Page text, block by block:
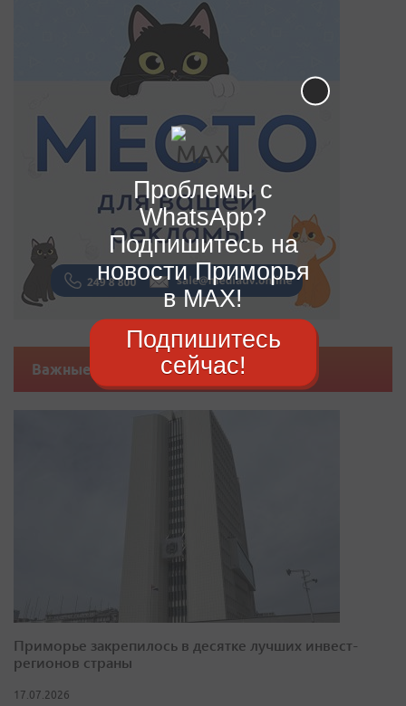
Важные новости
Приморье закрепилось в десятке лучших инвест-
регионов страны
17.07.2026
Проблемы с
WhatsApp?
Подпишитесь на
новости Приморья
в MAX!
Подпишитесь
сейчас!